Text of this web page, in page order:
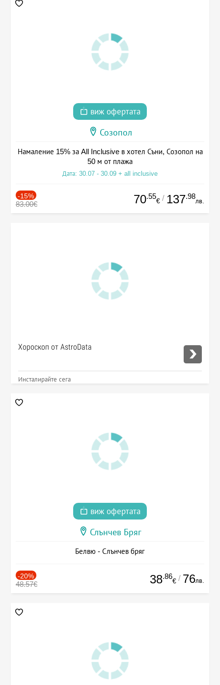
виж офертата
Созопол
Намаление 15% за All Inclusive в хотел Съни, Созопол на
50 м от плажа
Дата: 30.07 - 30.09 + all inclusive
-15%
83.00€ 70.55
€ / 137.98
лв.
Хороскоп от AstroData
Инсталирайте сега
виж офертата
Слънчев Бряг
Белвю - Слънчев бряг
-20%
48.57€ 38.86
€ / 76лв.